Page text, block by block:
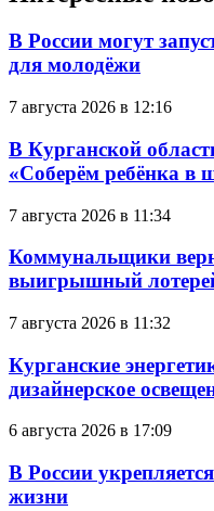
В России могут
для молодёжи
7 августа 2026 в 12:16
В Курганской
«Соберём ребёнка в
7 августа 2026 в 11:34
Коммунальщики
выигрышный
7 августа 2026 в 11:32
Курганские
дизайнерское
6 августа 2026 в 17:09
В России
жизни